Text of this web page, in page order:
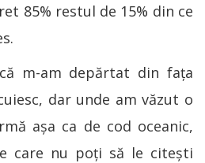
85% restul de 15% din ce
m-am depărtat din fața
dar unde am văzut o
așa ca de cod oceanic,
care nu poți să le citești